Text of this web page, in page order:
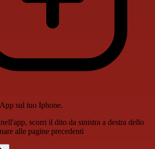
sul tuo Iphone.
scorri il dito da sinistra a destra dello
alle pagine precedenti